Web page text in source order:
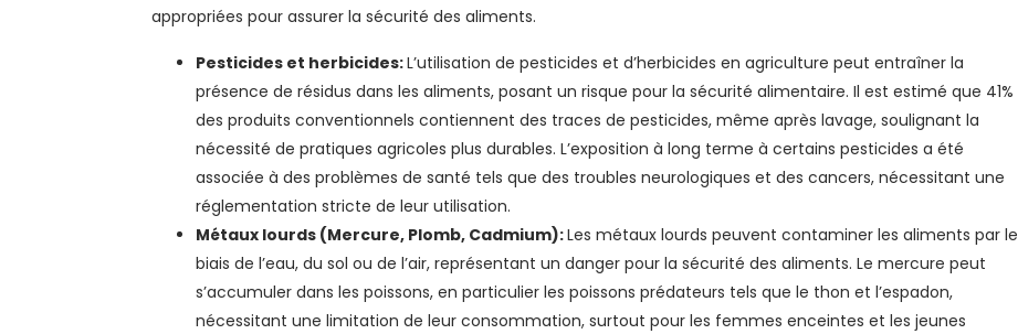
appropriées pour assurer la sécurité des aliments.
Pesticides et herbicides:L’utilisation de pesticides et d’herbicides en agriculture peut entraîner la
présence de résidus dans les aliments, posant un risque pour la sécurité alimentaire. Il est estimé que 41%
des produits conventionnels contiennent des traces de pesticides, même après lavage, soulignant la
nécessité de pratiques agricoles plus durables. L’exposition à long terme à certains pesticides a été
associée à des problèmes de santé tels que des troubles neurologiques et des cancers, nécessitant une
réglementation stricte de leur utilisation.
Métaux lourds (Mercure, Plomb, Cadmium):Les métaux lourds peuvent contaminer les aliments par le
biais de l’eau, du sol ou de l’air, représentant un danger pour la sécurité des aliments. Le mercure peut
s’accumuler dans les poissons, en particulier les poissons prédateurs tels que le thon et l’espadon,
nécessitant une limitation de leur consommation, surtout pour les femmes enceintes et les jeunes